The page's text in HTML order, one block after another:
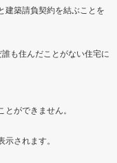
建築請負契約を結ぶことを
も住んだことがない住宅に
ができません。
されます。